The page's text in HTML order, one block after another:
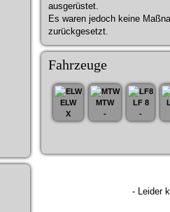
ausgerüstet.
Es waren jedoch keine
zurückgesetzt.
Fahrzeuge
ELW
X
MTW
-
LF 8
-
- Leider